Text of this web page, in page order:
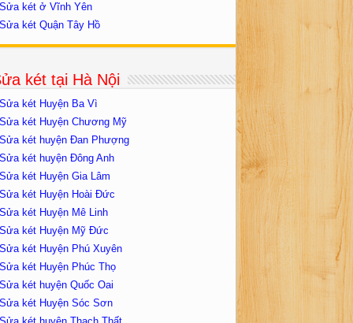
két ở Vĩnh Yên
két Quận Tây Hồ
két tại Hà Nội
két Huyện Ba Vì
két Huyện Chương Mỹ
két huyện Đan Phượng
két huyện Đông Anh
két Huyện Gia Lâm
két Huyện Hoài Đức
két Huyện Mê Linh
két Huyện Mỹ Đức
két Huyện Phú Xuyên
két Huyện Phúc Thọ
két huyện Quốc Oai
két Huyện Sóc Sơn